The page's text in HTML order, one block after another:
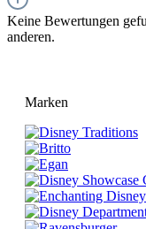
Keine Bewertungen
anderen.
Marken